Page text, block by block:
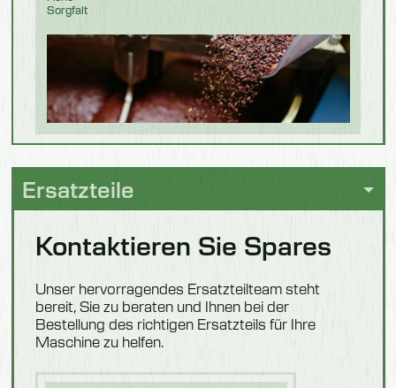
Fische
Verarbeitung
Sorgfalt
Ersatzteile
Kontaktieren Sie Spares
Unser hervorragendes Ersatzteilteam steht
bereit, Sie zu beraten und Ihnen bei der
Bestellung des richtigen Ersatzteils für Ihre
Maschine zu helfen.